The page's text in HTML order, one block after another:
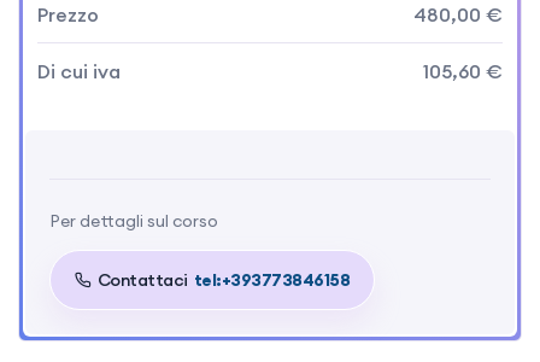
Prezzo 480,00 €
Di cui iva 105,60 €
Per dettagli sul corso
Contattaci tel:+393773846158